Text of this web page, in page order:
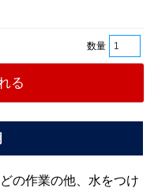
る
の作業の他、水をつけ